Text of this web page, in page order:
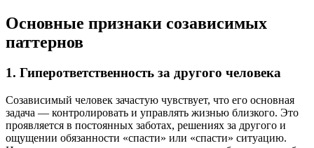
Основные признаки созависимых
паттернов
1. Гиперответственность за другого человека
Созависимый человек зачастую чувствует, что его основная
задача — контролировать и управлять жизнью близкого. Это
проявляется в постоянных заботах, решениях за другого и
ощущении обязанности «спасти» или «спасти» ситуацию.